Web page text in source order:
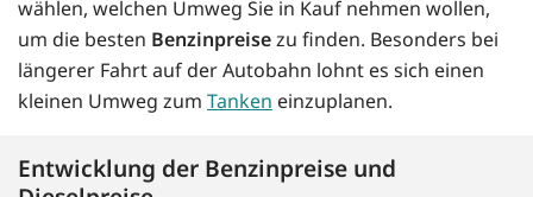
wählen, welchen Umweg Sie in Kauf nehmen wollen,
um die besten Benzinpreisezu finden. Besonders bei
längerer Fahrt auf der Autobahn lohnt es sich einen
kleinen Umweg zum Tanken einzuplanen.
Entwicklung der Benzinpreise und